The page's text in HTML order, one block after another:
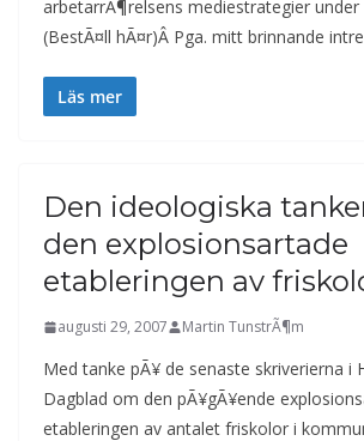
arbetarrÃ¶relsens mediestrategier under
(BestÃ¤ll hÃ¤r)Â Pga. mitt brinnande
Läs mer
Den ideologiska
den explosionsartade
etableringen av
augusti 29, 2007 Martin TunstrÃ¶m
Med tanke pÃ¥ de senaste skriverierna i
Dagblad om den pÃ¥gÃ¥ende
etableringen av antalet friskolor i